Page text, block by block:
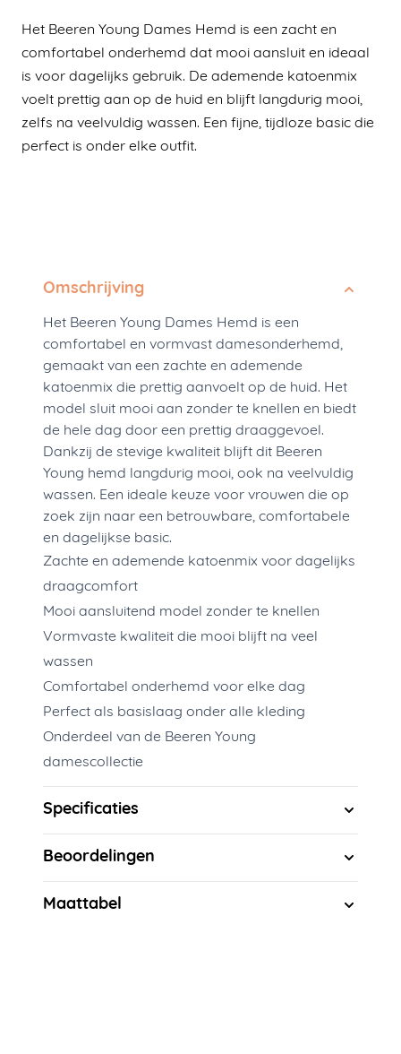
Het Beeren Young Dames Hemd is een zacht en
comfortabel onderhemd dat mooi aansluit en ideaal
is voor dagelijks gebruik. De ademende katoenmix
voelt prettig aan op de huid en blijft langdurig mooi,
zelfs na veelvuldig wassen. Een fijne, tijdloze basic die
perfect is onder elke outfit.
Omschrijving
Het Beeren Young Dames Hemd is een
comfortabel en vormvast damesonderhemd,
gemaakt van een zachte en ademende
katoenmix die prettig aanvoelt op de huid. Het
model sluit mooi aan zonder te knellen en biedt
de hele dag door een prettig draaggevoel.
Dankzij de stevige kwaliteit blijft dit Beeren
Young hemd langdurig mooi, ook na veelvuldig
wassen. Een ideale keuze voor vrouwen die op
zoek zijn naar een betrouwbare, comfortabele
en dagelijkse basic.
Zachte en ademende katoenmix voor dagelijks
draagcomfort
Mooi aansluitend model zonder te knellen
Vormvaste kwaliteit die mooi blijft na veel
wassen
Comfortabel onderhemd voor elke dag
Perfect als basislaag onder alle kleding
Onderdeel van de Beeren Young
damescollectie
Specificaties
Beoordelingen
Maattabel